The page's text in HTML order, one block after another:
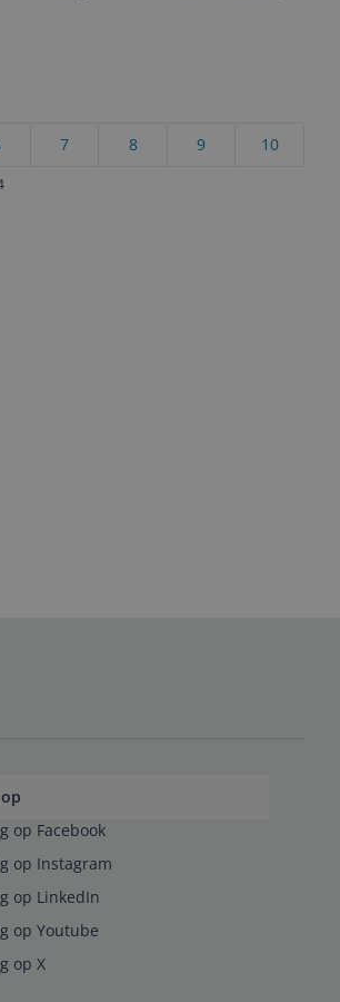
10
9
8
7
op Facebook
op Instagram
op LinkedIn
op Youtube
op X